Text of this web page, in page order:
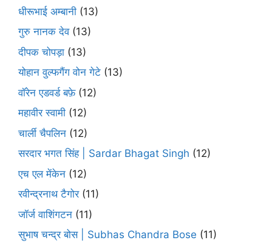
धीरूभाई अम्बानी (13)
गुरु नानक देव(13)
दीपक चोपड़ा (13)
योहान वुल्फगैंग वोन गेटे (13)
वॉरेन एडवर्ड बफ़े(12)
महावीर स्वामी (12)
चार्ली चैपलिन (12)
सरदार भगत सिंह | Sardar Bhagat Singh (12)
एच एल मेंकेन (12)
रवीन्द्रनाथ टैगोर(11)
जॉर्ज वाशिंगटन (11)
सुभाष चन्द्र बोस | Subhas Chandra Bose (11)